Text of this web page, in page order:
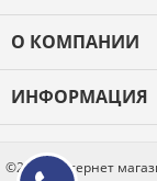
О КОМПАНИИ
Новости
ИНФОРМАЦИЯ
Каталог товаров
Блог
©2026 Интернет